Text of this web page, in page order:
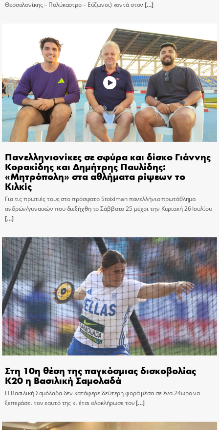
Θεσσαλονίκης – Πολύκαστρο – Εύζωνοι) κοντά στον […]
Πανελληνιονίκες σε σφύρα και δίσκο Γιάννης
Κορακίδης και Δημήτρης Παυλίδης:
«Μητρόπολη» στα αθλήματα ρίψεων το
Κιλκίς
Για τις πρωτιές τους στο πρόσφατο Stoiximan πανελλήνιο πρωτάθλημα
ανδρών/γυναικών που διεξήχθη το Σάββατο 25 μέχρι την Κυριακή 26 Ιουλίου
[…]
Στη 10η θέση της παγκόσμιας δισκοβολίας
Κ20 η Βασιλική Σαμολαδά
Η Βασιλική Σαμόλαδα δεν κατάφερε δεύτερη φορά μέσα σε ένα 24ωρο να
ξεπεράσει τον εαυτό της κι έτσι ολοκλήρωσε τον[…]